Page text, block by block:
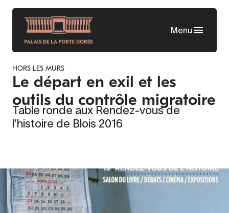
Skip
content
Menu
HORS LES MURS
Le départ en exil et les
outils du contrôle migratoire
Table ronde aux Rendez-vous de
l’histoire de Blois 2016